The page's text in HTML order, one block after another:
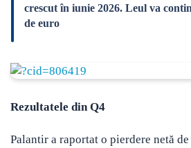
crescut în iunie 2026. Leul va
de euro
Rezultatele din Q4
Palantir a raportat o pierdere netă